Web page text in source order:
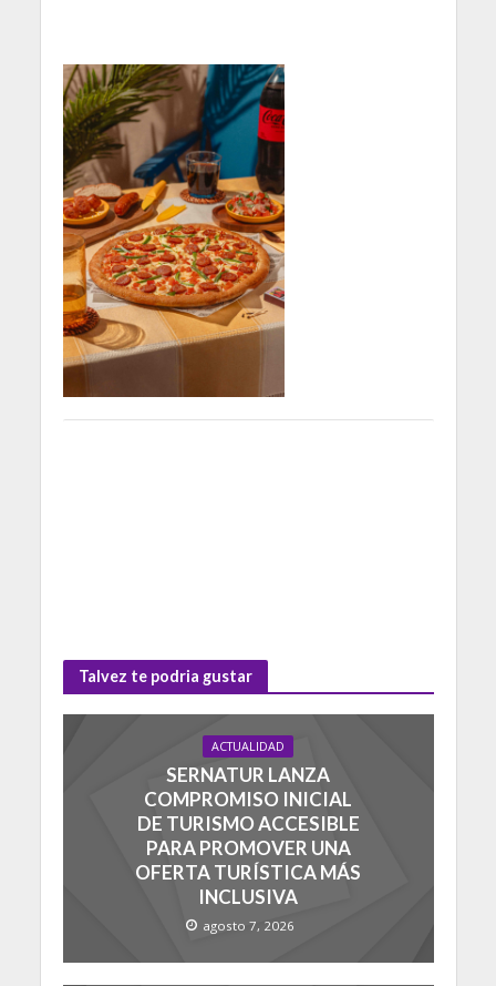
Talvez te podria gustar
ACTUALIDAD
SERNATUR LANZA
COMPROMISO INICIAL
DE TURISMO ACCESIBLE
PARA PROMOVER UNA
OFERTA TURÍSTICA MÁS
INCLUSIVA
agosto 7, 2026